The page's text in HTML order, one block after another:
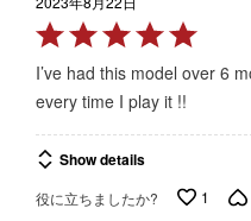
Rated
5
5
I’ve had this model over 6
every time I play it !!
Show details
役に立ちましたか? 1